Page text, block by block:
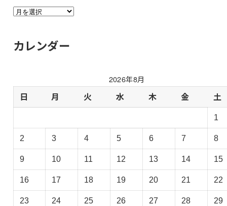
さ
る
過
去
ロ
の
ア
ー
カ
イ
ブ
カレンダー
2026年8月
日 月 火 水 木 金 土
1
2 3 4 5 6 7 8
9 10 11 12 13 14 15
16 17 18 19 20 21 22
23 24 25 26 27 28 29